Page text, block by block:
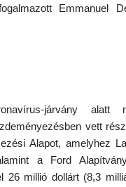
Emmanuel
járvány alatt
vett
Alapot, amelyhez
a Ford
26 millió dollárt (8,3